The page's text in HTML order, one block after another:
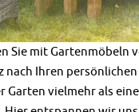
Sie mit Gartenmöbeln
Ihren
vielmehr als